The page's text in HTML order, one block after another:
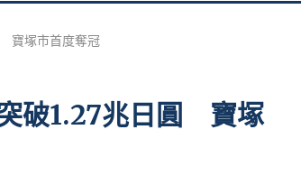
寶塚市首度奪冠
破1.27兆日圓 寶塚